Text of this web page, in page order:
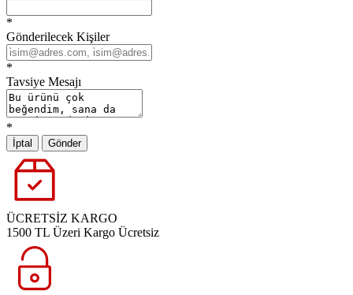
*
Gönderilecek Kişiler
*
Tavsiye Mesajı
*
İptal Gönder
ÜCRETSİZ KARGO
1500 TL Üzeri Kargo Ücretsiz